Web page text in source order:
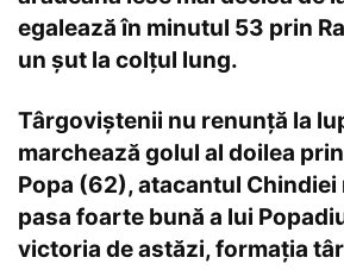
egalează în minutul 53 prin
un şut la colţul lung.
Târgoviştenii nu renunţă la
marchează golul al doilea
Popa (62), atacantul Chindiei
pasa foarte bună a lui
victoria de astăzi, formaţia